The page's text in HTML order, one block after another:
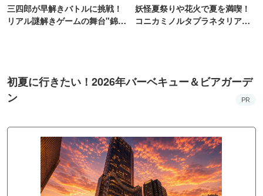
三四郎が早解きバトルに挑戦！
リアル謎解きゲームの舞台"錦糸
妖怪夏祭りや花火で夏を満喫！
コニカミノルタプラネタリア
初夏に行きたい！2026年バーベキュー＆ビアガーデ
ン
PR